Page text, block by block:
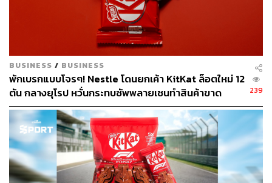
84
ABOUT THE AUTHOR
ภูริตา บุญล้อม
Beauty Editor | THE STANDARD LIFE
BUSINESS / BUSINESS
พักเบรกแบบโจรๆ! Nestle โดนยกเค้า KitKat ล็อตใหม่ 12
ตัน กลางยุโรป หวั่นกระทบซัพพลายเชนทำสินค้าขาด
ตลาดชั่วคราว
239